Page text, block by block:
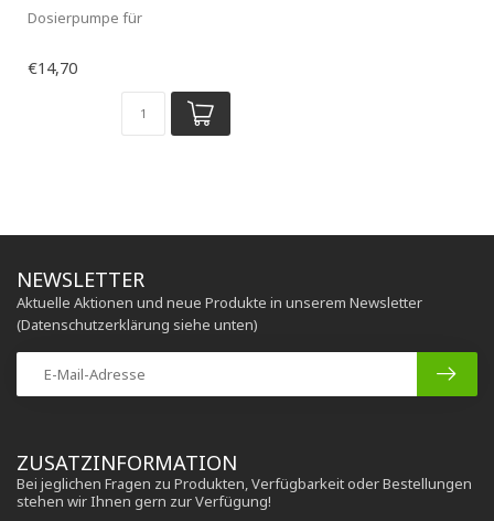
Dosierpumpe für
€14,70
ZUSATZINFORMATION
Bei jeglichen Fragen zu Produkten, Verfügbarkeit oder Bestellungen
stehen wir Ihnen gern zur Verfügung!
NEWSLETTER
Aktuelle Aktionen und neue Produkte in unserem Newsletter
(Datenschutzerklärung siehe unten)